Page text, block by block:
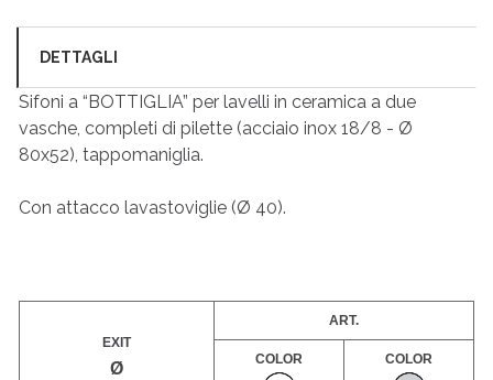
DETTAGLI
Sifoni a “BOTTIGLIA” per lavelli in ceramica a due
vasche, completi di pilette (acciaio inox 18/8 - Ø
80x52), tappomaniglia.
Con attacco lavastoviglie (Ø 40).
EXIT
Ø
ART.
COLOR COLOR